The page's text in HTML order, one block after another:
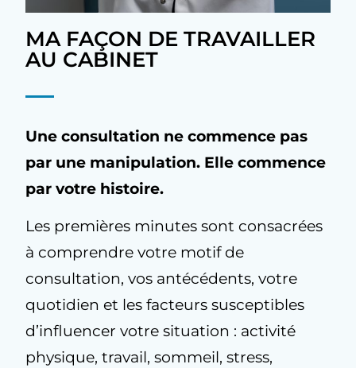
MA FAÇON DE TRAVAILLER
AU CABINET
Une consultation ne commence pas
par une manipulation. Elle commence
par votre histoire.
Les premières minutes sont consacrées
à comprendre votre motif de
consultation, vos antécédents, votre
quotidien et les facteurs susceptibles
d’influencer votre situation : activité
physique, travail, sommeil, stress,